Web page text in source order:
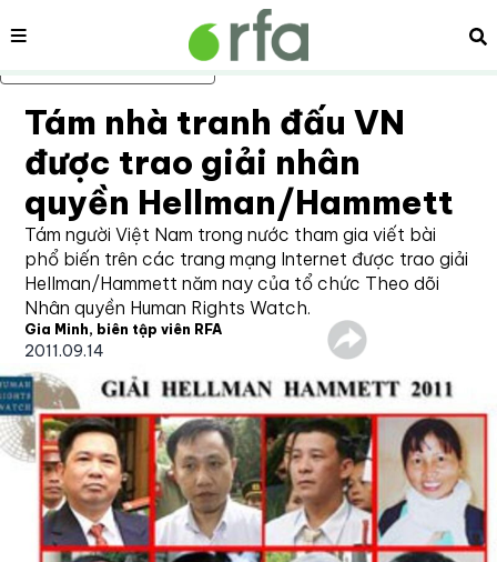
Bỏ qua nội dung chính
Nội dung
Tám nhà tranh đấu VN
được trao giải nhân
quyền Hellman/Hammett
Tám người Việt Nam trong nước tham gia viết bài
phổ biến trên các trang mạng Internet được trao giải
Hellman/Hammett năm nay của tổ chức Theo dõi
Nhân quyền Human Rights Watch.
Gia Minh, biên tập viên RFA
2011.09.14